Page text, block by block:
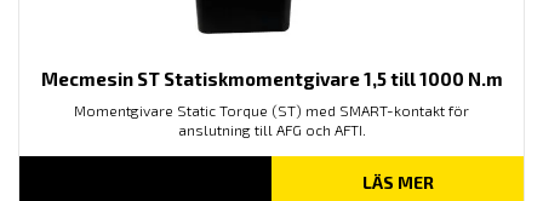
Mecmesin ST Statiskmomentgivare 1,5 till 1000 N.m
Momentgivare Static Torque (ST) med SMART-kontakt för
anslutning till AFG och AFTI.
LÄS MER